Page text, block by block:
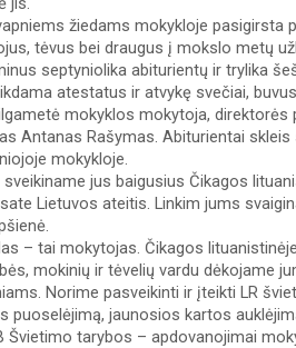
žiedams mokykloje pasigirsta
tėvus bei draugus į mokslo metų
septyniolika abiturientų ir trylika
atestatus ir atvykę svečiai,
mokyklos mokytoja,
Antanas Rašymas. Abiturientai
mokykloje.
sveikiname jus baigusius Čikagos
Lietuvos ateitis. Linkim jums
– tai mokytojas. Čikagos
mokinių ir tėvelių vardu dėkojame
Norime pasveikinti ir įteikti LR
puoselėjimą, jaunosios kartos
Švietimo tarybos – apdovanojimai